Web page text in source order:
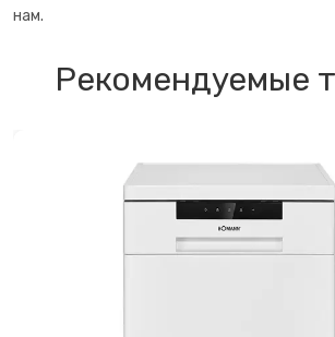
нам.
Рекомендуемые